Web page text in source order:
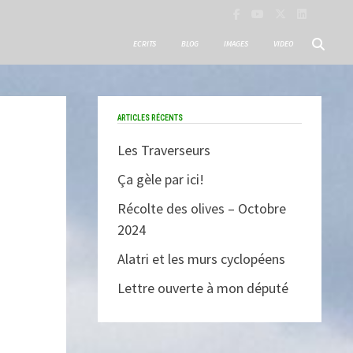
ECRITS BLOG IMAGES VIDEO
ARTICLES RÉCENTS
Les Traverseurs
Ça gèle par ici!
Récolte des olives – Octobre
2024
Alatri et les murs cyclopéens
Lettre ouverte à mon député